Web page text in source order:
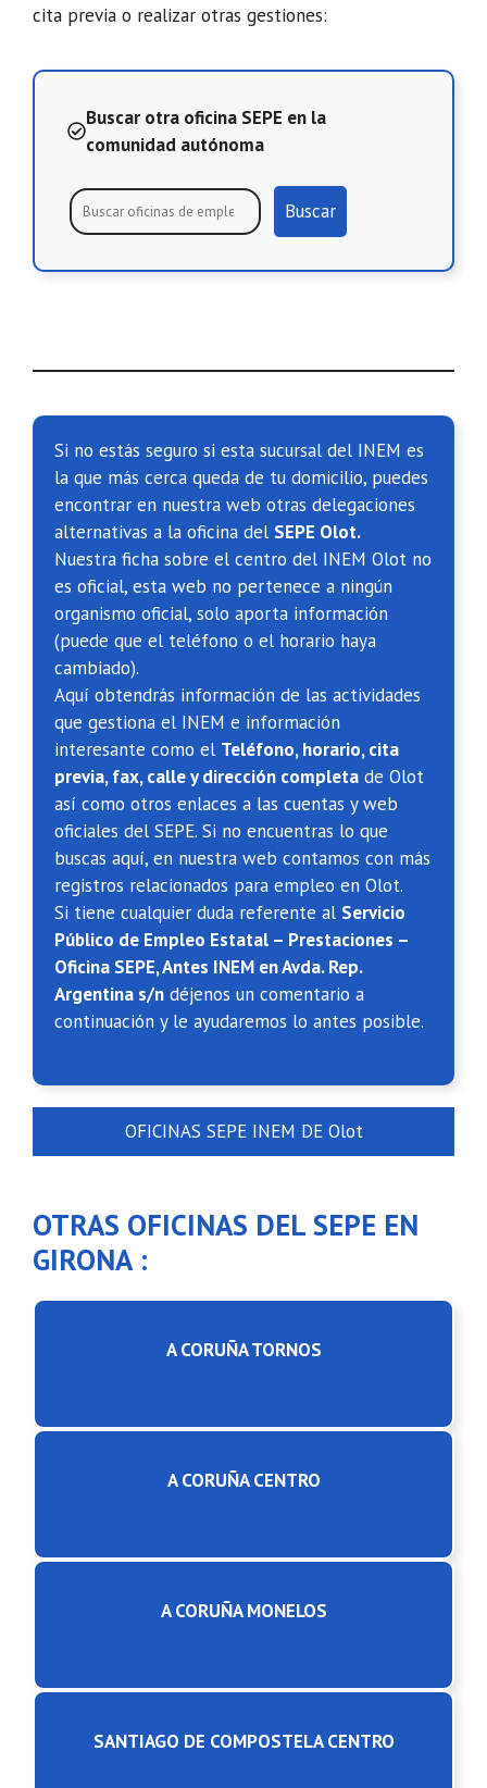
cita previa o realizar otras gestiones:
Buscar otra oficina SEPE en la
comunidad autónoma
Buscar
Si no estás seguro si esta sucursal del INEM es
la que más cerca queda de tu domicilio, puedes
encontrar en nuestra web otras delegaciones
alternativas a la oficina del SEPE Olot.
Nuestra ficha sobre el centro del INEM Olot no
es oficial, esta web no pertenece a ningún
organismo oficial, solo aporta información
(puede que el teléfono o el horario haya
cambiado).
Aquí obtendrás información de las actividades
que gestiona el INEM e información
interesante como el Teléfono, horario, cita
previa, fax, calle y dirección completa de Olot
así como otros enlaces a las cuentas y web
oficiales del SEPE. Si no encuentras lo que
buscas aquí, en nuestra web contamos con más
registros relacionados para empleo en Olot.
Si tiene cualquier duda referente al Servicio
Público de Empleo Estatal – Prestaciones –
Oficina SEPE, Antes INEM en Avda. Rep.
Argentina s/n déjenos un comentario a
continuación y le ayudaremos lo antes posible.
OFICINAS SEPE INEM DE Olot
OTRAS OFICINAS DEL SEPE EN
GIRONA :
A CORUÑA TORNOS
A CORUÑA CENTRO
A CORUÑA MONELOS
SANTIAGO DE COMPOSTELA CENTRO